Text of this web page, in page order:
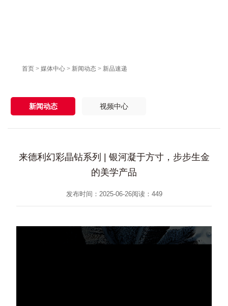
首页 > 媒体中心 > 新闻动态 > 新品速递
新闻动态 视频中心
来德利幻彩晶钻系列 | 银河凝于方寸，步步生金
的美学产品
发布时间：2025-06-26阅读： 449